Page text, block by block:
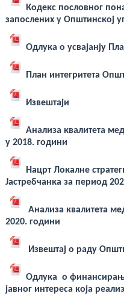
Кодекс пословног
запослених у Општинској
Одлука о усвајанју
План интегритета
Извештаји
Анализа квалитета
у 2018. години
Нацрт Локалне
Јастребчанка за период
Анализа квалитета
2020. години
Извештај о раду
Одлукa о
јавног интереса која